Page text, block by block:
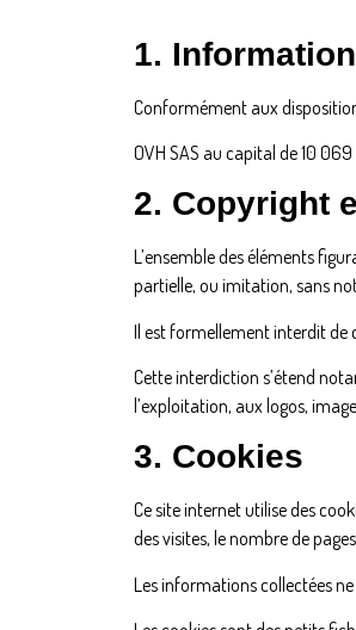
1.
Conformément aux
OVH SAS au capital de 10
2. Copyright
L’ensemble des éléments
partielle, ou imitation, sans
Il est formellement interdit de
Cette interdiction s’étend
l’exploitation, aux logos,
3. Cookies
Ce site internet utilise des
des visites, le nombre de
Les informations collectées